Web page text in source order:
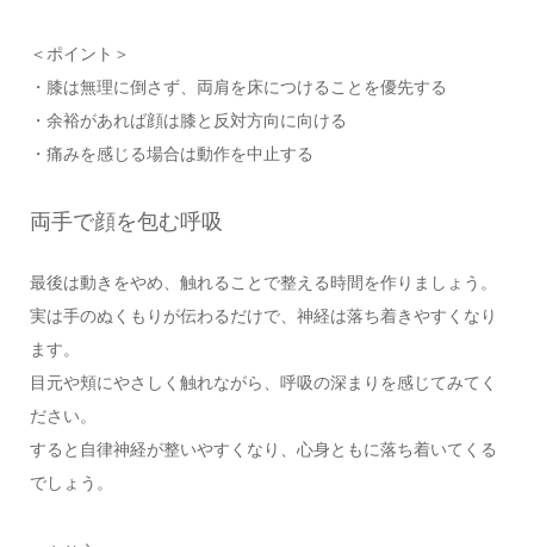
＜ポイント＞
・膝は無理に倒さず、両肩を床につけることを優先する
・余裕があれば顔は膝と反対方向に向ける
・痛みを感じる場合は動作を中止する
両手で顔を包む呼吸
最後は動きをやめ、触れることで整える時間を作りましょう。
実は手のぬくもりが伝わるだけで、神経は落ち着きやすくなり
ます。
目元や頬にやさしく触れながら、呼吸の深まりを感じてみてく
ださい。
すると自律神経が整いやすくなり、心身ともに落ち着いてくる
でしょう。